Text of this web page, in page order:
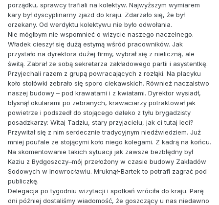
porządku, sprawcy trafiali na kolektyw. Najwyższym wymiarem
kary był dyscyplinarny zjazd do kraju. Zdarzało się, że był
orzekany. Od werdyktu kolektywu nie było odwołania.
Nie mógłbym nie wspomnieć o wizycie naszego naczelnego.
Władek cieszył się dużą estymą wśród pracowników. Jak
przystało na dyrektora dużej firmy, wybrał się z nieliczną, ale
świtą. Zabrał ze sobą sekretarza zakładowego partii i asystentkę.
Przyjechali razem z grupą powracających z rozłąki. Na placyku
koło stołówki zebrało się sporo ciekawskich. Również naczalstwo
naszej budowy – pod krawatami i z kwiatami. Dyrektor wysiadł,
błysnął okularami po zebranych, krawaciarzy potraktował jak
powietrze i podszedł do stojącego daleko z tyłu brygadzisty
posadzkarzy: Witaj Tadziu, stary przyjacielu, jak ci tutaj leci?
Przywitał się z nim serdecznie tradycyjnym niedźwiedziem. Już
mniej poufale ze stojącymi koło niego kolegami. Z kadrą na końcu.
Na skomentowanie takich sytuacji jak zawsze bezbłędny był
Kaziu z Bydgoszczy–mój przełożony w czasie budowy Zakładów
Sodowych w Inowrocławiu. Mruknął-Bartek to potrafi zagrać pod
publiczkę.
Delegacja po tygodniu wizytacji i spotkań wróciła do kraju. Parę
dni później dostaliśmy wiadomość, że goszczący u nas niedawno